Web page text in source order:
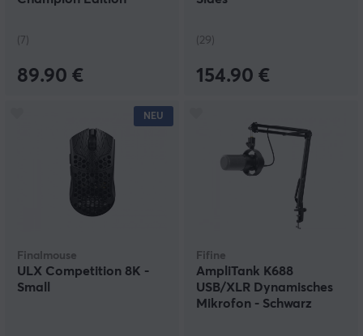
(7)
89.90 €
(29)
154.90 €
NEU
Finalmouse
ULX Competition 8K -
Small
Fifine
AmpliTank K688
USB/XLR Dynamisches
Mikrofon - Schwarz